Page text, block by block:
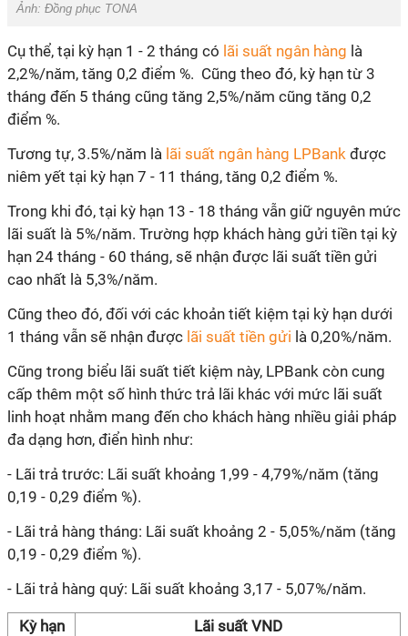
Ảnh: Đồng phục TONA
Cụ thể, tại kỳ hạn 1 - 2 tháng có lãi suất ngân hàng là
2,2%/năm, tăng 0,2 điểm %. Cũng theo đó, kỳ hạn từ 3
tháng đến 5 tháng cũng tăng 2,5%/năm cũng tăng 0,2
điểm %.
Tương tự, 3.5%/năm là lãi suất ngân hàng LPBank được
niêm yết tại kỳ hạn 7 - 11 tháng, tăng 0,2 điểm %.
Trong khi đó, tại kỳ hạn 13 - 18 tháng vẫn giữ nguyên mức
lãi suất là 5%/năm. Trường hợp khách hàng gửi tiền tại kỳ
hạn 24 tháng - 60 tháng, sẽ nhận được lãi suất tiền gửi
cao nhất là 5,3%/năm.
Cũng theo đó, đối với các khoản tiết kiệm tại kỳ hạn dưới
1 tháng vẫn sẽ nhận được lãi suất tiền gửi là 0,20%/năm.
Cũng trong biểu lãi suất tiết kiệm này, LPBank còn cung
cấp thêm một số hình thức trả lãi khác với mức lãi suất
linh hoạt nhằm mang đến cho khách hàng nhiều giải pháp
đa dạng hơn, điển hình như:
- Lãi trả trước: Lãi suất khoảng 1,99 - 4,79%/năm (tăng
0,19 - 0,29 điểm %).
- Lãi trả hàng tháng: Lãi suất khoảng 2 - 5,05%/năm (tăng
0,19 - 0,29 điểm %).
- Lãi trả hàng quý: Lãi suất khoảng 3,17 - 5,07%/năm.
Kỳ hạn Lãi suất VND